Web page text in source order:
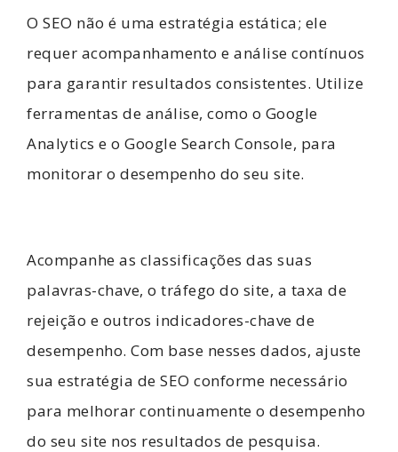
O SEO não é uma estratégia estática; ele
requer acompanhamento e análise contínuos
para garantir resultados consistentes. Utilize
ferramentas de análise, como o Google
Analytics e o Google Search Console, para
monitorar o desempenho do seu site.
Acompanhe as classificações das suas
palavras-chave, o tráfego do site, a taxa de
rejeição e outros indicadores-chave de
desempenho. Com base nesses dados, ajuste
sua estratégia de SEO conforme necessário
para melhorar continuamente o desempenho
do seu site nos resultados de pesquisa.